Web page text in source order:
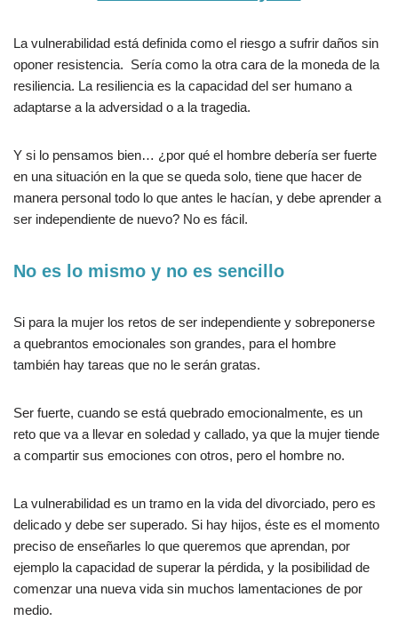
La vulnerabilidad está definida como el riesgo a sufrir daños sin
oponer resistencia. Sería como la otra cara de la moneda de la
resiliencia. La resiliencia es la capacidad del ser humano a
adaptarse a la adversidad o a la tragedia.
Y si lo pensamos bien… ¿por qué el hombre debería ser fuerte
en una situación en la que se queda solo, tiene que hacer de
manera personal todo lo que antes le hacían, y debe aprender a
ser independiente de nuevo? No es fácil.
No es lo mismo y no es sencillo
Si para la mujer los retos de ser independiente y sobreponerse
a quebrantos emocionales son grandes, para el hombre
también hay tareas que no le serán gratas.
Ser fuerte, cuando se está quebrado emocionalmente, es un
reto que va a llevar en soledad y callado, ya que la mujer tiende
a compartir sus emociones con otros, pero el hombre no.
La vulnerabilidad es un tramo en la vida del divorciado, pero es
delicado y debe ser superado. Si hay hijos, éste es el momento
preciso de enseñarles lo que queremos que aprendan, por
ejemplo la capacidad de superar la pérdida, y la posibilidad de
comenzar una nueva vida sin muchos lamentaciones de por
medio.